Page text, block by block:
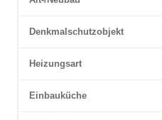
Denkmalschutzobjekt
Heizungsart
Einbauküche